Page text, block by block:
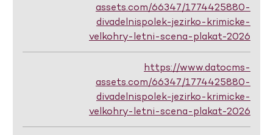
assets.com/66347/1774425880-
divadelnispolek-jezirko-krimicke-
velkohry-letni-scena-plakat-2026
https://www.datocms-
assets.com/66347/1774425880-
divadelnispolek-jezirko-krimicke-
velkohry-letni-scena-plakat-2026